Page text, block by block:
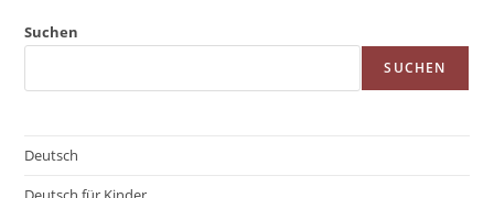
Suchen
SUCHEN
Deutsch